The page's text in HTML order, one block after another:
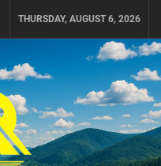
THURSDAY, AUGUST 6, 2026